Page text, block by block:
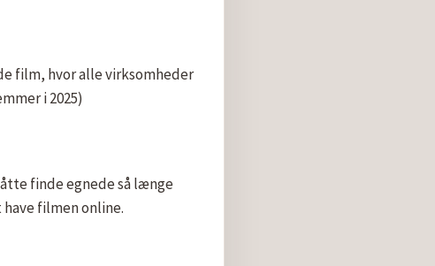
film, hvor alle virksomheder
i 2025)
finde egnede så længe
filmen online.